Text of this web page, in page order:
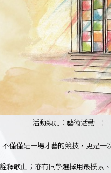
活動類別：藝術活動 ¦
僅僅是一場才藝的競技，更是一
歌曲；亦有同學選擇用最樸素